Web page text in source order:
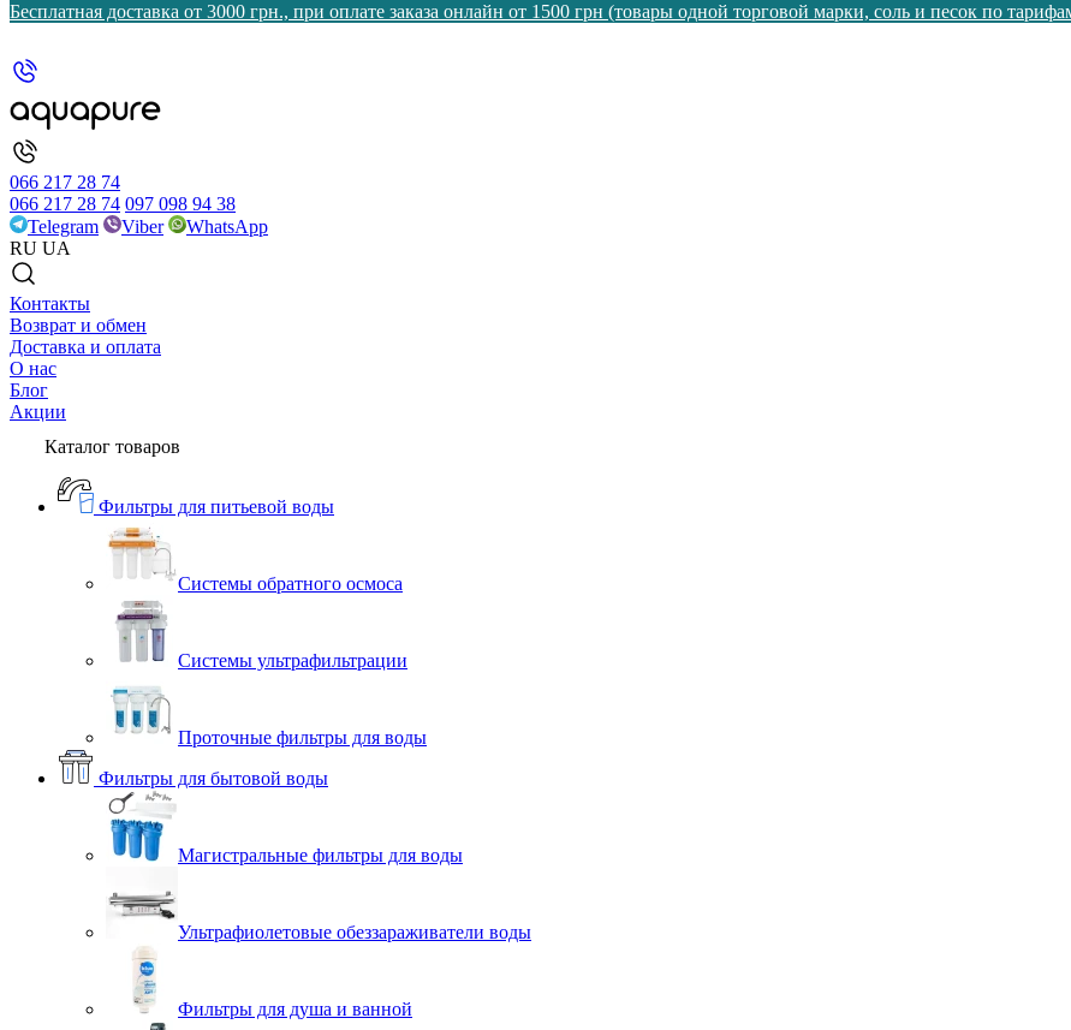
Бесплатная доставка от 3000 грн., при оплате заказа онлайн от 1500 грн (товары одной торговой марки, соль и песок по
066 217 28 74
066 217 28 74 097 098 94 38
Telegram
Viber
WhatsApp
RU UA
Контакты
Возврат и обмен
Доставка и оплата
О нас
Блог
Акции
Каталог товаров
Фильтры для питьевой воды
Системы обратного осмоса
Системы ультрафильтрации
Проточные фильтры для воды
Фильтры для бытовой воды
Магистральные фильтры для воды
Ультрафиолетовые обеззараживатели воды
Фильтры для душа и ванной